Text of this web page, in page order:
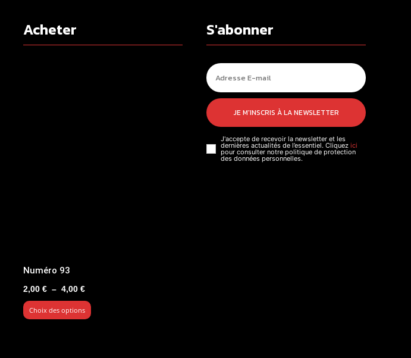
Acheter
Numéro 93
2,00 € – 4,00 €Plage
de
prix :
Choix des options
S'abonner
JE M'INSCRIS À LA NEWSLETTER
J'accepte de recevoir la newsletter et les
dernières actualités de l’essentiel. Cliquez ici
pour consulter notre politique de protection
des données personnelles.